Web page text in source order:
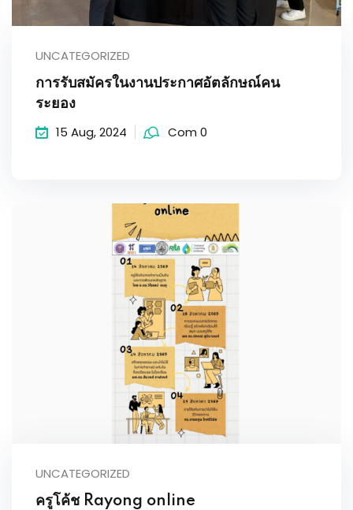
UNCATEGORIZED
การรับสมัครในงานประกาศอัตลักษณ์คน
ระยอง
15 Aug, 2024 Com 0
UNCATEGORIZED
ครูโค้ช Rayong online